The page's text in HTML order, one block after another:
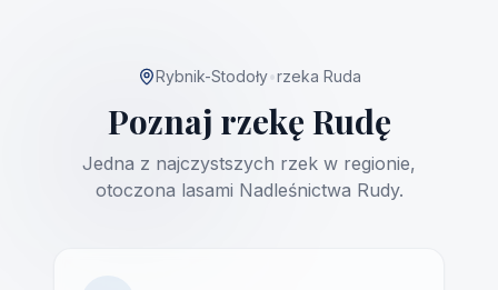
Rybnik-Stodoły•rzeka Ruda
Poznaj rzekę Rudę
Jedna z najczystszych rzek w regionie,
otoczona lasami Nadleśnictwa Rudy.